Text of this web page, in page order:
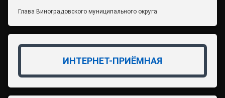
Глава Виноградовского муниципального округа
ИНТЕРНЕТ-ПРИЁМНАЯ